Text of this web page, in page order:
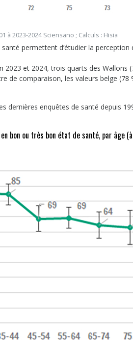
à 2023-2024 Sciensano ; Calculs : Hisia
permettent d’étudier la
2023 et 2024, trois quarts des Wallons
de comparaison, les valeurs belge
dernières enquêtes de santé depuis
bon ou très bon état de santé, par âge